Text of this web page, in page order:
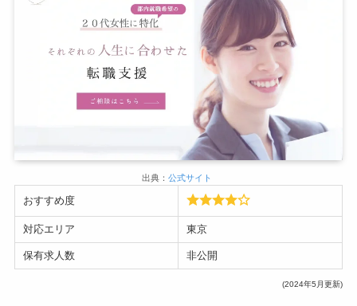
出典： 公式サイト
おすすめ度
対応エリア 東京
保有求人数 非公開
(2024年5月更新)